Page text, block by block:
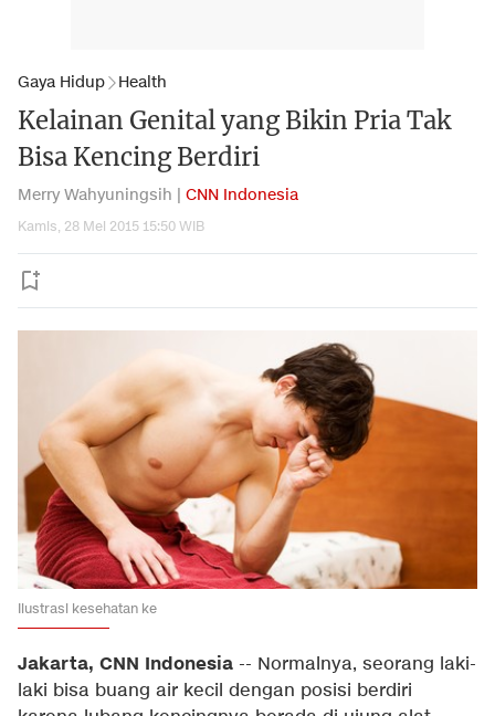
Gaya Hidup Health
Kelainan Genital yang Bikin Pria Tak
Bisa Kencing Berdiri
Merry Wahyuningsih | CNN Indonesia
Kamis, 28 Mei 2015 15:50 WIB
Ilustrasi kesehatan ke
Jakarta, CNN Indonesia -- Normalnya, seorang laki-
laki bisa buang air kecil dengan posisi berdiri